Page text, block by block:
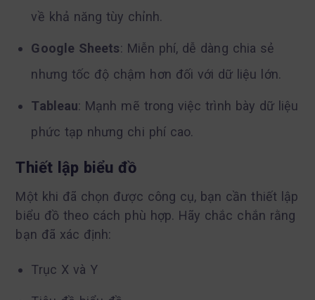
về khả năng tùy chỉnh.
Google Sheets: Miễn phí, dễ dàng chia sẻ
nhưng tốc độ chậm hơn đối với dữ liệu lớn.
Tableau: Mạnh mẽ trong việc trình bày dữ liệu
phức tạp nhưng chi phí cao.
Thiết lập biểu đồ
Một khi đã chọn được công cụ, bạn cần thiết lập
biểu đồ theo cách phù hợp. Hãy chắc chắn rằng
bạn đã xác định:
Trục X và Y